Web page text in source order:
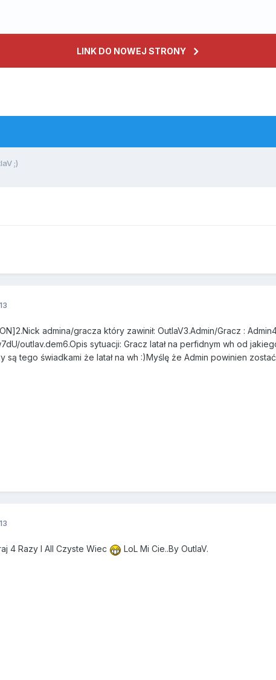
LINK DO NOWEJ STRONY
;)
admina/gracza który zawinił: OutlaV3.Admin/Gracz :
outlav.dem6.Opis sytuacji: Gracz latał na perfidnym wh od
są tego świadkami że latał na wh :)Myślę że Admin powinien
4 Razy I All Czyste Wiec LoL Mi Cie..By OutlaV.